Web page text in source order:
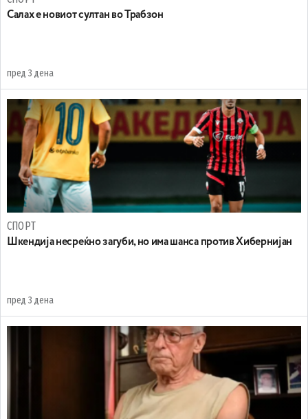
Салах е новиот султан во Трабзон
пред 3 дена
СПОРТ
Шкендија несреќно загуби, но има шанса против Хибернијан
пред 3 дена